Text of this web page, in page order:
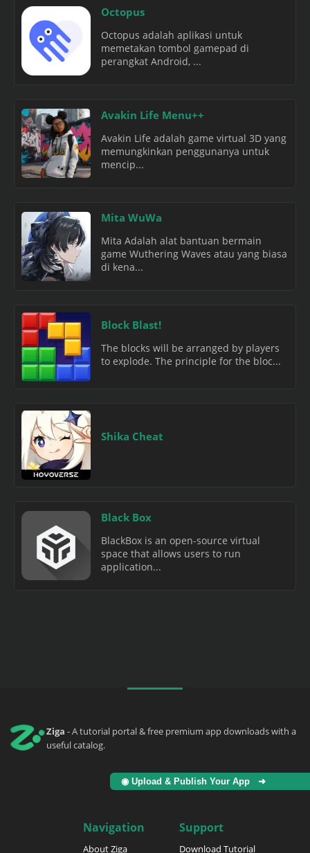
Octopus
Octopus adalah aplikasi untuk
memetakan tombol gamepad di
perangkat Android, ...
Avakin Life Menu++
Avakin Life adalah game virtual 3D yang
memungkinkan penggunanya untuk
mencip...
Mita WuWa
Mita Adalah alat bantuan bermain
game Wuthering Waves atau yang biasa
di kena...
Block Blast!
The blocks will be arranged by players
to explode. The principle for the bloc...
Shika Cheat
Black Box
BlackBox is an open-source virtual
space that allows users to run
application...
Ziga - A tutorial portal & free premium app downloads with a
useful catalog.
◉ Upload & Publish Your App ➜
Navigation
About Ziga
Support
Download Tutorial